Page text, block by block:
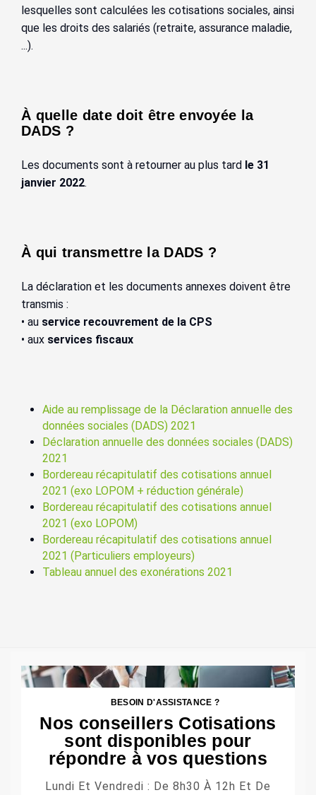
lesquelles sont calculées les cotisations sociales, ainsi
que les droits des salariés (retraite, assurance maladie,
...).
À quelle date doit être envoyée la
DADS ?
Les documents sont à retourner au plus tard le 31
janvier 2022.
À qui transmettre la DADS ?
La déclaration et les documents annexes doivent être
transmis :
• au service recouvrement de la CPS
• aux services fiscaux
Aide au remplissage de la Déclaration annuelle des
données sociales (DADS) 2021
Déclaration annuelle des données sociales (DADS)
2021
Bordereau récapitulatif des cotisations annuel
2021 (exo LOPOM + réduction générale)
Bordereau récapitulatif des cotisations annuel
2021 (exo LOPOM)
Bordereau récapitulatif des cotisations annuel
2021 (Particuliers employeurs)
Tableau annuel des exonérations 2021
BESOIN D'ASSISTANCE ?
Nos conseillers Cotisations
sont disponibles pour
répondre à vos questions
Lundi Et Vendredi : De 8h30 À 12h Et De